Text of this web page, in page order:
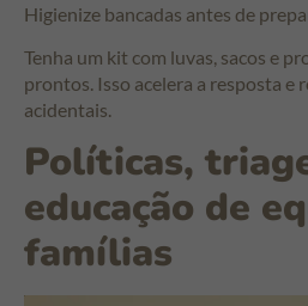
Higienize bancadas antes de
Tenha um kit com luvas, sacos e
prontos. Isso acelera a resposta e
acidentais.
Políticas,
educação de
famílias